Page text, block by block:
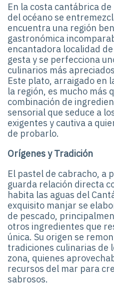
En la costa cantábrica
del océano se
encuentra una región
gastronómica
encantadora localidad
gesta y se perfecciona
culinarios más
Este plato, arraigado en
la región, es mucho más
combinación de
sensorial que seduce a
exigentes y cautiva a
de probarlo.
Orígenes y Tradición
El pastel de cabracho, a
guarda relación directa
habita las aguas del
exquisito manjar se
de pescado,
otros ingredientes que
única. Su origen se
tradiciones culinarias de
zona, quienes
recursos del mar para
sabrosos.